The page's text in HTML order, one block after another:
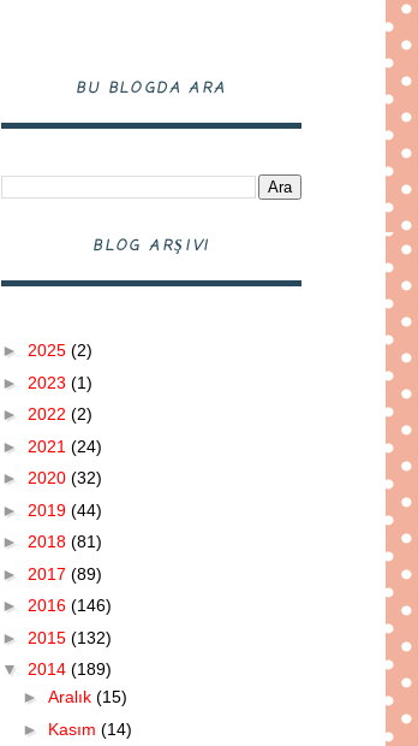
BU BLOGDA ARA
BLOG ARŞIVI
► 2025 (2)
► 2023 (1)
► 2022 (2)
► 2021 (24)
► 2020 (32)
► 2019 (44)
► 2018 (81)
► 2017 (89)
► 2016 (146)
► 2015 (132)
▼ 2014 (189)
► Aralık (15)
► Kasım (14)